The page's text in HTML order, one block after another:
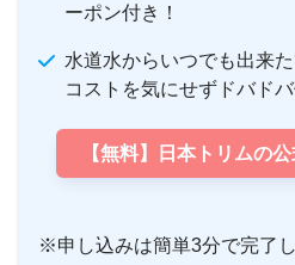
ーポン付き！
水道水からいつでも出来
コストを気にせずドバド
【無料】日本トリムの
※申し込みは簡単3分で完了